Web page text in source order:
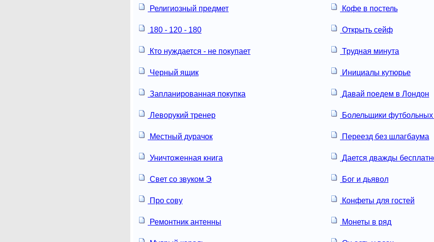
Религиозный предмет Кофе в постель
180 - 120 - 180 Открыть сейф
Кто нуждается - не покупает Трудная минута
Черный ящик Инициалы кутюрье
Запланированная покупка Давай поедем в Лондон
Леворукий тренер Болельщики
Местный дурачок Переезд без шлагбаума
Уничтоженная книга Дается дважды
Свет со звуком Э Бог и дьявол
Про сову Конфеты для гостей
Ремонтник антенны Монеты в ряд